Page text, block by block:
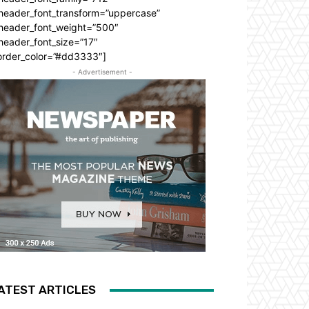
- Advertisement -
ARTICLES